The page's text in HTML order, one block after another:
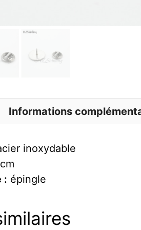
Informations
inoxydable
: épingle